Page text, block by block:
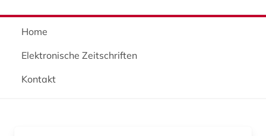
Home
Elektronische Zeitschriften
Kontakt